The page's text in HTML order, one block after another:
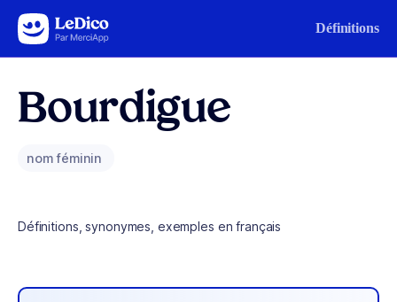
Aller au contenu Définitions
Bourdigue
nom féminin
Définitions, synonymes, exemples en français